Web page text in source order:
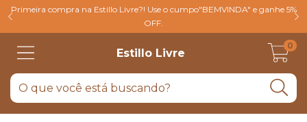
Primeira compra na Estillo Livre?! Use o cumpo"BEMVINDA" e ganhe 5%
OFF.
Estillo Livre
0